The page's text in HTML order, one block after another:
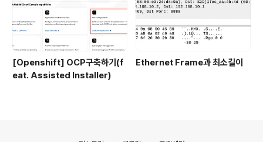
[Openshift] OCP구축하기(f
eat. Assisted Installer)
Ethernet Frame과 최소길이